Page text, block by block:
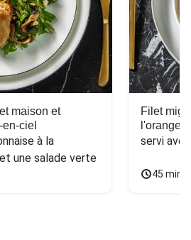
maison et
ciel
à la
une salade verte
Filet
l'orange
servi
45